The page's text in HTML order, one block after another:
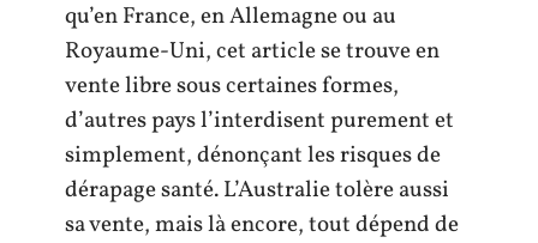
qu’en France, en Allemagne ou au
Royaume-Uni, cet article se trouve en
vente libre sous certaines formes,
d’autres pays l’interdisent purement et
simplement, dénonçant les risques de
dérapage santé. L’Australie tolère aussi
sa vente, mais là encore, tout dépend de